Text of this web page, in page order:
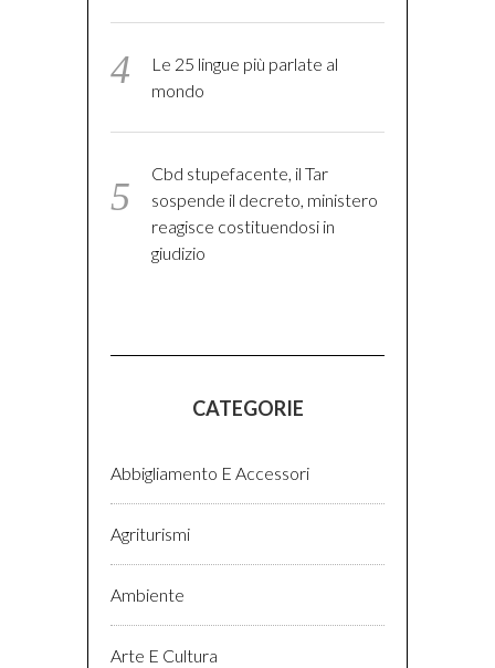
Le 25 lingue più parlate al
mondo
Cbd stupefacente, il Tar
sospende il decreto, ministero
reagisce costituendosi in
giudizio
CATEGORIE
Abbigliamento E Accessori
Agriturismi
Ambiente
Arte E Cultura